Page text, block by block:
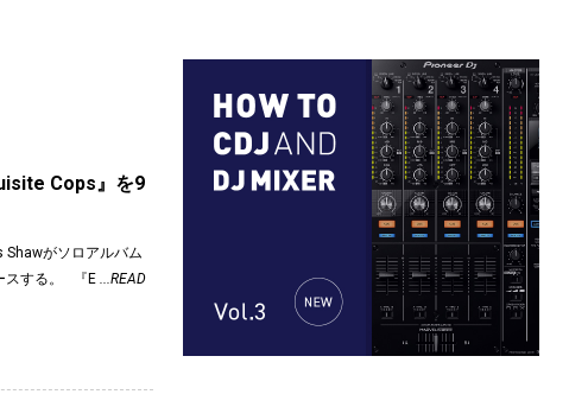
Cops』を9
がソロアルバム
スする。 『E...READ